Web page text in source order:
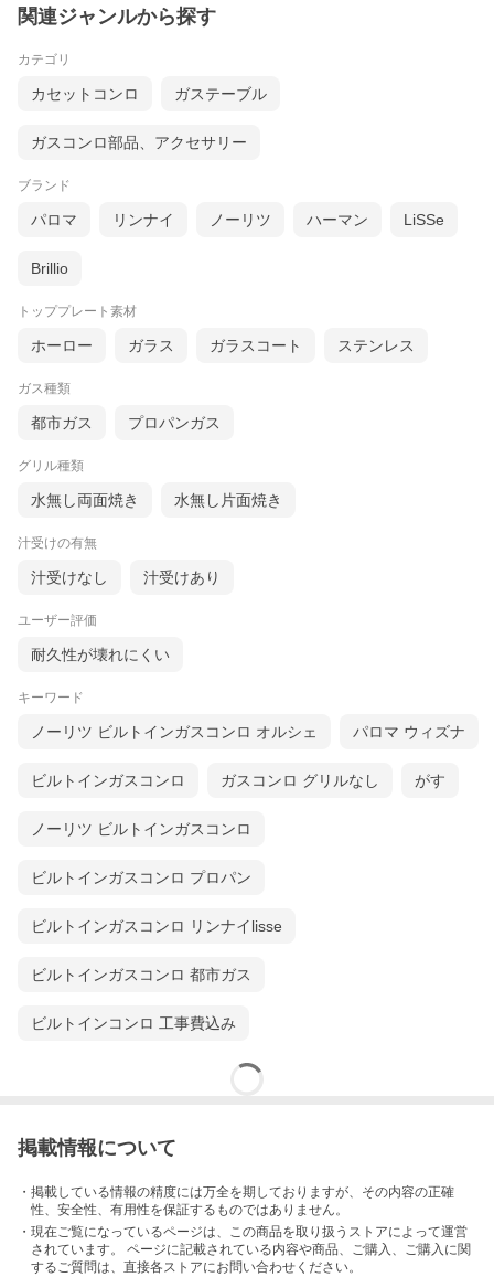
関連ジャンルから探す
カテゴリ
カセットコンロ ガステーブル
ガスコンロ部品、アクセサリー
ブランド
パロマ リンナイ ノーリツ ハーマン LiSSe
Brillio
トッププレート素材
ホーロー ガラス ガラスコート ステンレス
ガス種類
都市ガス プロパンガス
グリル種類
水無し両面焼き 水無し片面焼き
汁受けの有無
汁受けなし 汁受けあり
ユーザー評価
耐久性が壊れにくい
キーワード
ノーリツ ビルトインガスコンロ オルシェ パロマ ウィズナ
ビルトインガスコンロ ガスコンロ グリルなし がす
ノーリツ ビルトインガスコンロ
ビルトインガスコンロ プロパン
ビルトインガスコンロ リンナイlisse
ビルトインガスコンロ 都市ガス
ビルトインコンロ 工事費込み
掲載情報について
・掲載している情報の精度には万全を期しておりますが、その内容の正確
性、安全性、有用性を保証するものではありません。
・現在ご覧になっているページは、この商品を取り扱うストアによって運営
されています。 ページに記載されている内容や商品、ご購入 、ご購入に関
するご質問は、直接各ストアにお問い合わせください。